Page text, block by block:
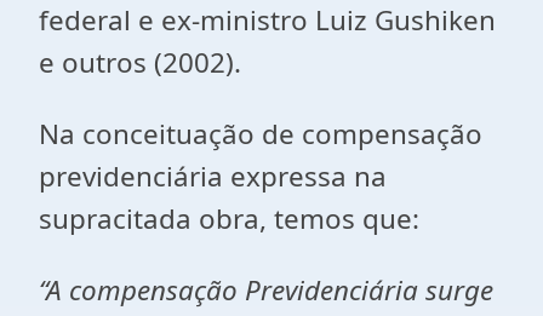
federal e ex-ministro Luiz Gushiken
e outros (2002).
Na conceituação de compensação
previdenciária expressa na
supracitada obra, temos que:
“A compensação Previdenciária surge